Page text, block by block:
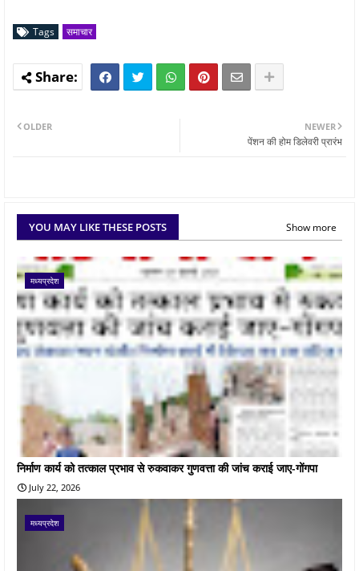
Tags समाचार
NEWER
पेंशन की होम डिलेवरी प्रारंभ
OLDER
YOU MAY LIKE THESE POSTS Show more
मध्यप्रदेश
निर्माण कार्य को तत्काल प्रभाव से रुकवाकर गुणवत्ता की जांच कराई जाए-गोंगपा
July 22, 2026
मध्यप्रदेश